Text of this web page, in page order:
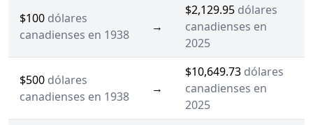
$100 dólares
canadienses en 1938
→
$2,129.95 dólares
canadienses en
2025
$500 dólares
canadienses en 1938
→
$10,649.73 dólares
canadienses en
2025